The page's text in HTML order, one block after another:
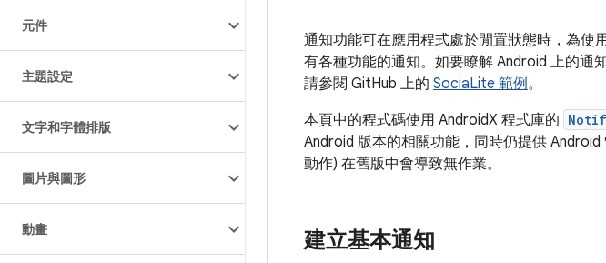
元件
主題設定
文字和字體排版
圖片與圖形
動畫
通知功能可在應用程式處於閒置狀態時，為使
有各種功能的通知。如要瞭解 Android 上的通
請參閱 GitHub 上的 SociaLite 範例。
本頁中的程式碼使用 AndroidX 程式庫的
Android 版本的相關功能，同時仍提供
動作) 在舊版中會導致無作業。
建立基本通知